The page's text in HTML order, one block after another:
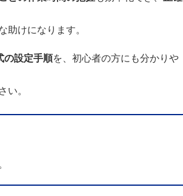
助けになります。
の設定手順を、初心者の方にも分かりや
い。